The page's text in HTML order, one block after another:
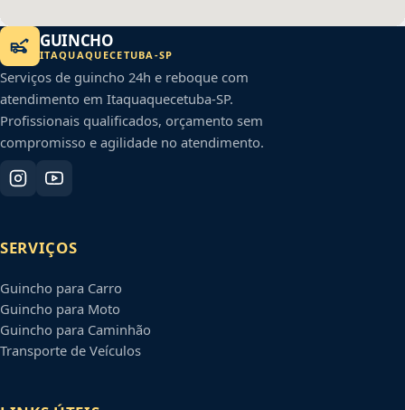
GUINCHO
ITAQUAQUECETUBA -SP
Serviços de guincho 24h e reboque com
atendimento em Itaquaquecetuba-SP.
Profissionais qualificados, orçamento sem
compromisso e agilidade no atendimento.
SERVIÇOS
Guincho para Carro
Guincho para Moto
Guincho para Caminhão
Transporte de Veículos